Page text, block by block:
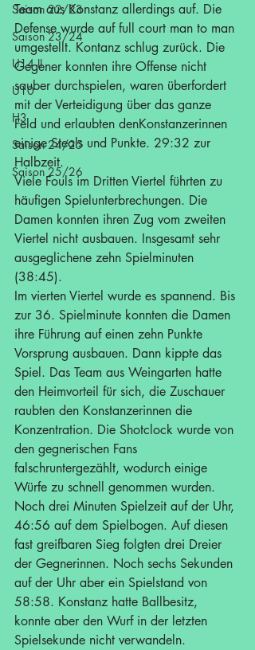
Saison 22/23
Saison 23/24
U14 II
U10
H3
Saison 24/25
Saison 25/26
Team aus Konstanz allerdings auf. Die
Defense wurde auf full court man to man
umgestellt. Kontanz schlug zurück. Die
Gegener konnten ihre Offense nicht
sauber durchspielen, waren überfordert
mit der Verteidigung über das ganze
Feld und erlaubten denKonstanzerinnen
einige Steals und Punkte. 29:32 zur
Halbzeit.
Viele Fouls im Dritten Viertel führten zu
häufigen Spielunterbrechungen. Die
Damen konnten ihren Zug vom zweiten
Viertel nicht ausbauen. Insgesamt sehr
ausgeglichene zehn Spielminuten
(38:45).
Im vierten Viertel wurde es spannend. Bis
zur 36. Spielminute konnten die Damen
ihre Führung auf einen zehn Punkte
Vorsprung ausbauen. Dann kippte das
Spiel. Das Team aus Weingarten hatte
den Heimvorteil für sich, die Zuschauer
raubten den Konstanzerinnen die
Konzentration. Die Shotclock wurde von
den gegnerischen Fans
falschruntergezählt, wodurch einige
Würfe zu schnell genommen wurden.
Noch drei Minuten Spielzeit auf der Uhr,
46:56 auf dem Spielbogen. Auf diesen
fast greifbaren Sieg folgten drei Dreier
der Gegnerinnen. Noch sechs Sekunden
auf der Uhr aber ein Spielstand von
58:58. Konstanz hatte Ballbesitz,
konnte aber den Wurf in der letzten
Spielsekunde nicht verwandeln.